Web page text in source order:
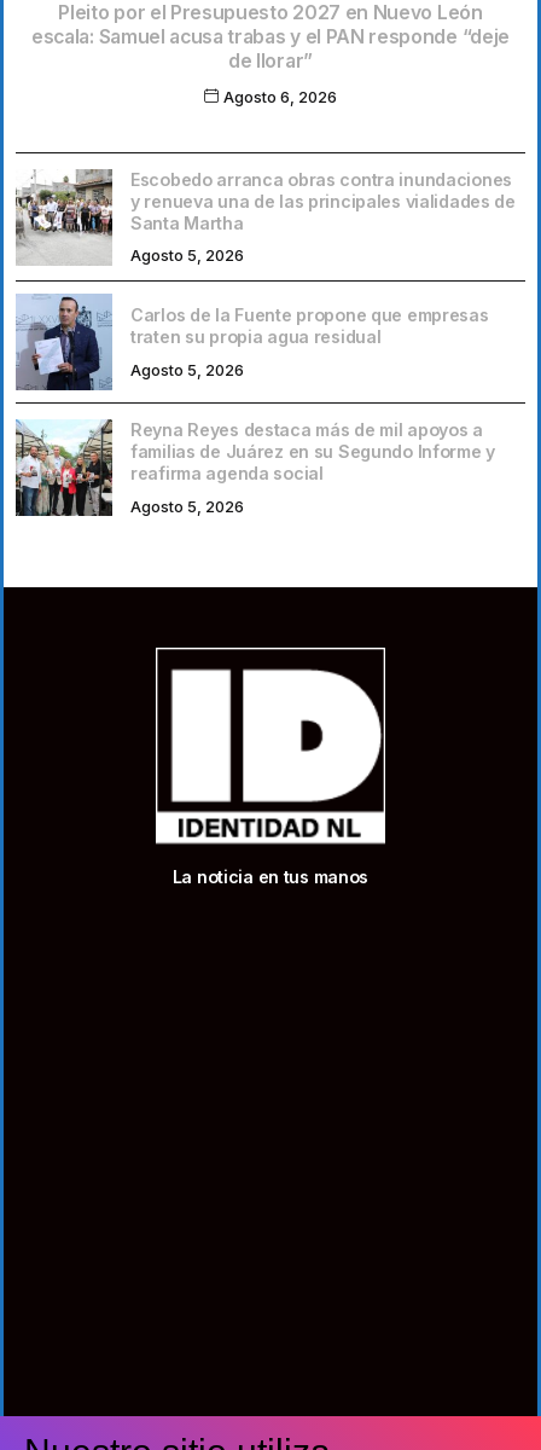
Pleito por el Presupuesto 2027 en Nuevo León
escala: Samuel acusa trabas y el PAN responde “deje
de llorar”
Agosto 6, 2026
Escobedo arranca obras contra inundaciones
y renueva una de las principales vialidades de
Santa Martha
Agosto 5, 2026
Carlos de la Fuente propone que empresas
traten su propia agua residual
Agosto 5, 2026
Reyna Reyes destaca más de mil apoyos a
familias de Juárez en su Segundo Informe y
reafirma agenda social
Agosto 5, 2026
La noticia en tus manos